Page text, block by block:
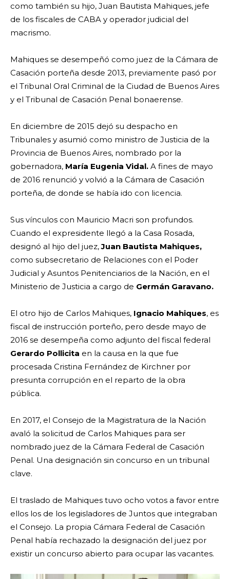
como también su hijo, Juan Bautista Mahiques, jefe
de los fiscales de CABA y operador judicial del
macrismo.
Mahiques se desempeñó como juez de la Cámara de
Casación porteña desde 2013, previamente pasó por
el Tribunal Oral Criminal de la Ciudad de Buenos Aires
y el Tribunal de Casación Penal bonaerense.
En diciembre de 2015 dejó su despacho en
Tribunales y asumió como ministro de Justicia de la
Provincia de Buenos Aires, nombrado por la
gobernadora, María Eugenia Vidal. A fines de mayo
de 2016 renunció y volvió a la Cámara de Casación
porteña, de donde se había ido con licencia.
Sus vínculos con Mauricio Macri son profundos.
Cuando el expresidente llegó a la Casa Rosada,
designó al hijo del juez,Juan Bautista Mahiques,
como subsecretario de Relaciones con el Poder
Judicial y Asuntos Penitenciarios de la Nación, en el
Ministerio de Justicia a cargo de Germán Garavano.
El otro hijo de Carlos Mahiques, Ignacio Mahiques, es
fiscal de instrucción porteño, pero desde mayo de
2016 se desempeña como adjunto del fiscal federal
Gerardo Pollicita en la causa en la que fue
procesada Cristina Fernández de Kirchner por
presunta corrupción en el reparto de la obra
pública.
En 2017, el Consejo de la Magistratura de la Nación
avaló la solicitud de Carlos Mahiques para ser
nombrado juez de la Cámara Federal de Casación
Penal. Una designación sin concurso en un tribunal
clave.
El traslado de Mahiques tuvo ocho votos a favor entre
ellos los de los legisladores de Juntos que integraban
el Consejo. La propia Cámara Federal de Casación
Penal había rechazado la designación del juez por
existir un concurso abierto para ocupar las vacantes.